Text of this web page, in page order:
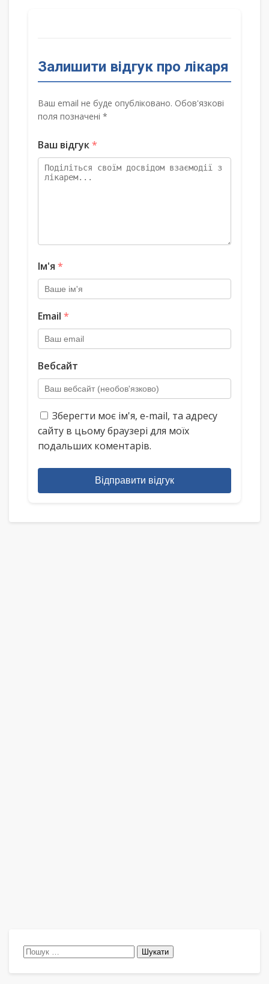
Залишити відгук про лікаря
Ваш email не буде опубліковано. Обов'язкові
поля позначені *
Ваш відгук*
Ім'я *
Email *
Вебсайт
Зберегти моє ім'я, e-mail, та адресу
сайту в цьому браузері для моїх
подальших коментарів.
Відправити відгук
Пошук: